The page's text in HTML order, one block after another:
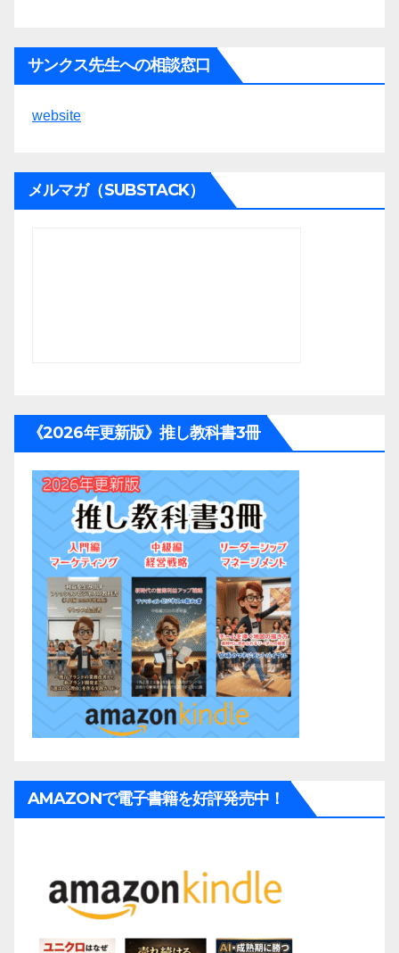
サンクス先生への相談窓口
website
メルマガ（SUBSTACK）
《2026年更新版》推し教科書3冊
AMAZONで電子書籍を好評発売中！